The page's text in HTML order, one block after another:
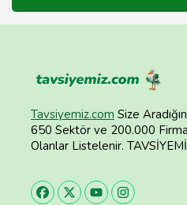
Tavsiyemiz.com Size
650 Sektör ve 200.000 Firma
Olanlar Listelenir.